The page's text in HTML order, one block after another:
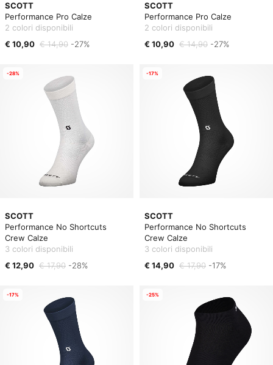
SCOTT
Performance Pro Calze
2 colori disponibili
€ 10,90 € 14,90 -27%
SCOTT
Performance Pro Calze
2 colori disponibili
€ 10,90 € 14,90 -27%
SCOTT
Performance No Shortcuts
Crew Calze
3 colori disponibili
€ 12,90 € 17,90 -28%
-28%
SCOTT
Performance No Shortcuts
Crew Calze
3 colori disponibili
€ 14,90 € 17,90 -17%
-17%
-17% -25%